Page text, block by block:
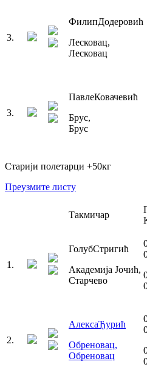
3.
ФилипДодеровић
Лесковац,
Лесковац
3.
ПавлеКовачевић
Брус,
Брус
Старији полетарци +50кг
Преузмите листу
Такмичар
1 .
ГолубСтригић
Академија Јочић,
Старчево
2.
АлексаЂурић
Обреновац,
Обреновац